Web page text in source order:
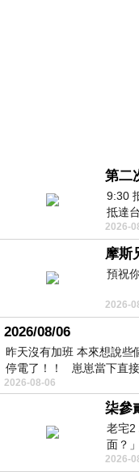
第二
9:30
抵達
去的
2026-
摩斯
預祝
2026-
2026/08/06
昨天沒有加班 本來想說些
停電了！！ 崽崽當下直
2026-08-06
柒參
老宅2
面？
死盯
2026-